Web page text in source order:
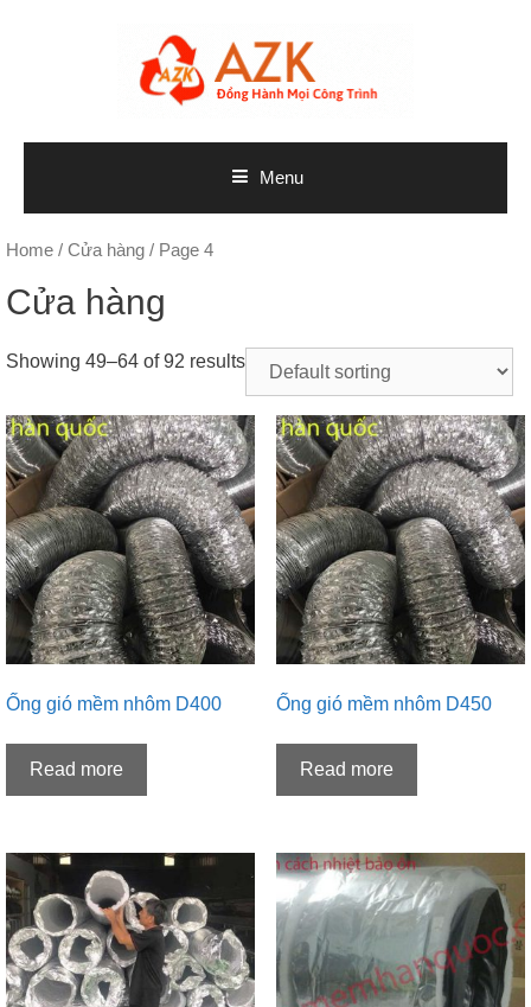
Menu
Home / Cửa hàng / Page 4
Cửa hàng
Showing 49–64 of 92 results
Ống gió mềm nhôm D400
Read more
Ống gió mềm nhôm D450
Read more